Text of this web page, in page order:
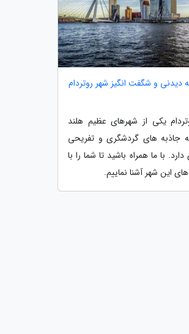
دیدنی و شگفت انگیز شهر روتردام
یکی از شهرهای عظیم هلند
جاذبه های گردشگری و تفریحی
با ما همراه باشید تا شما را با
این شهر آشنا نماییم.